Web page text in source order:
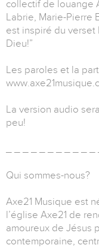
collectif de louange
Labrie, Marie-Pierre
est inspiré du verset
Dieu!”
Les paroles et la
La version audio
peu!
Qui sommes-nous?
Axe21 Musique est
l’église Axe21 de
amoureux de Jésus
contemporaine,